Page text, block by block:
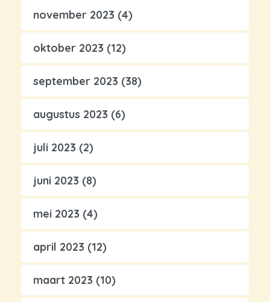
november 2023 (4)
oktober 2023 (12)
september 2023 (38)
augustus 2023 (6)
juli 2023 (2)
juni 2023 (8)
mei 2023 (4)
april 2023 (12)
maart 2023 (10)